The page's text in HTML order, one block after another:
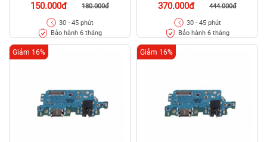
150.000đ 180.000đ
30 - 45 phút
Bảo hành 6 tháng
370.000đ 444.000đ
30 - 45 phút
Bảo hành 6 tháng
Giảm 16% Giảm 16%